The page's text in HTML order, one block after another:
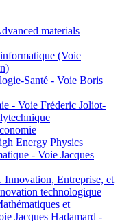
materials
(Voie
Santé - Voie Boris
- Voie Fréderic Joliot-
Energy Physics
- Voie Jacques
Entreprise, et
technologique
et
Jacques Hadamard -